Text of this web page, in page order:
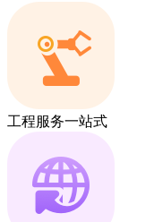
工程服务一站式